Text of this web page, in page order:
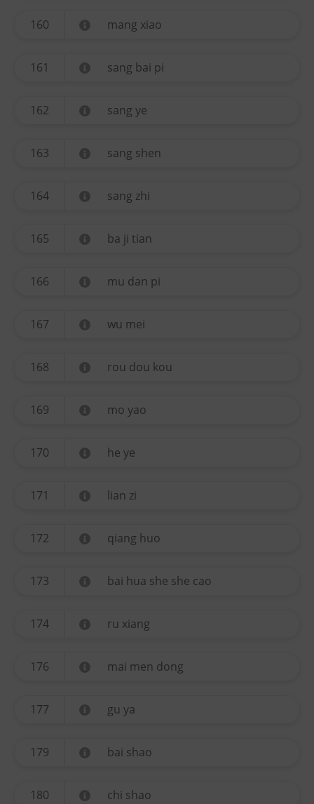
160 mang xiao
161 sang bai pi
162 sang ye
163 sang shen
164 sang zhi
165 ba ji tian
166 mu dan pi
167 wu mei
168 rou dou kou
169 mo yao
170 he ye
171 lian zi
172 qiang huo
173 bai hua she she cao
174 ru xiang
176 mai men dong
177 gu ya
179 bai shao
180 chi shao